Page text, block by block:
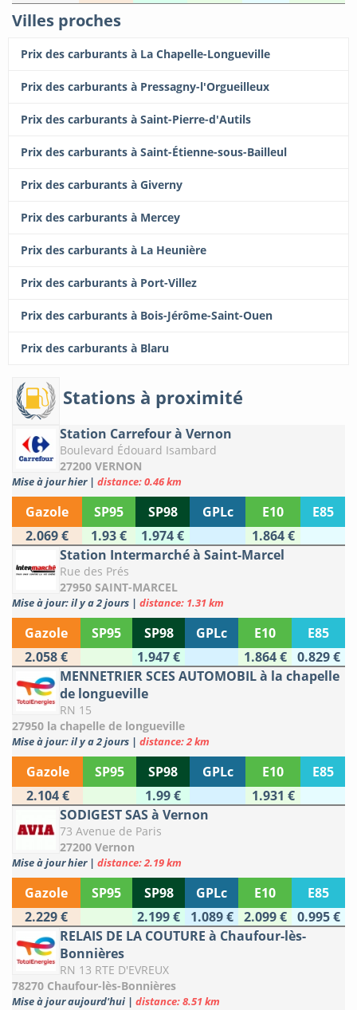
Villes proches
Prix des carburants à La Chapelle-Longueville
Prix des carburants à Pressagny-l'Orgueilleux
Prix des carburants à Saint-Pierre-d'Autils
Prix des carburants à Saint-Étienne-sous-Bailleul
Prix des carburants à Giverny
Prix des carburants à Mercey
Prix des carburants à La Heunière
Prix des carburants à Port-Villez
Prix des carburants à Bois-Jérôme-Saint-Ouen
Prix des carburants à Blaru
Stations à proximité
Station Carrefour à Vernon
Boulevard Édouard Isambard
27200 VERNON
Mise à jour hier | distance: 0.46 km
Gazole SP95 SP98 GPLc E10
E85
2.069 €
1.93 € 1.974 €
1.864 €
Station Intermarché à Saint-Marcel
Rue des Prés
27950 SAINT-MARCEL
Mise à jour: il y a 2 jours | distance: 1.31 km
Gazole SP95 SP98 GPLc E10
E85
2.058 €
1.947 € 1.864 €
0.829 €
MENNETRIER SCES AUTOMOBIL à la chapelle
de longueville
RN 15
27950 la chapelle de longueville
Mise à jour: il y a 2 jours | distance: 2 km
Gazole SP95 SP98 GPLc E10
E85
2.104 €
1.99 €
1.931 €
SODIGEST SAS à Vernon
73 Avenue de Paris
27200 Vernon
Mise à jour hier | distance: 2.19 km
Gazole SP95 SP98 GPLc E10
E85
2.229 €
2.199 € 1.089 € 2.099 €
0.995 €
RELAIS DE LA COUTURE à Chaufour-lès-
Bonnières
RN 13 RTE D'EVREUX
78270 Chaufour-lès-Bonnières
Mise à jour aujourd'hui | distance: 8.51 km